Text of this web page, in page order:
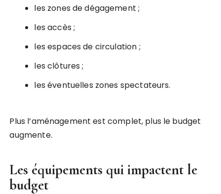
les zones de dégagement ;
les accès ;
les espaces de circulation ;
les clôtures ;
les éventuelles zones spectateurs.
Plus l’aménagement est complet, plus le budget
augmente.
Les équipements qui impactent le
budget